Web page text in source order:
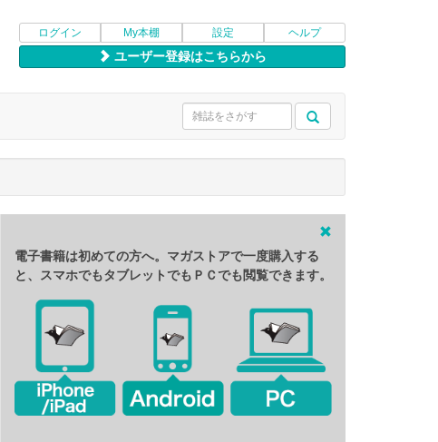
ログイン My本棚 設定 ヘルプ
ユーザー登録はこちらから
電子書籍は初めての方へ。マガストアで一度購入する
と、スマホでもタブレットでもＰＣでも閲覧できます。